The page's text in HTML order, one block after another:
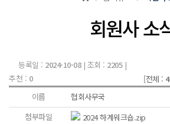
회원사 소
등록일 : 2024-10-08| 조회 : 2205|
추천 : 0 [전체 :
이름
협회사무국
첨부파일
2024 하계워크숍.zip